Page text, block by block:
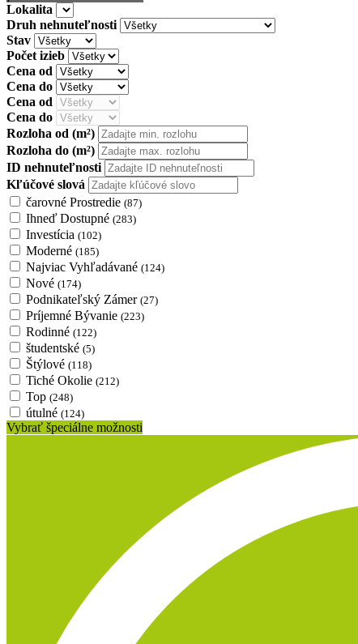
Lokalita
Druh nehnuteľnosti
Stav
Počet izieb
Cena od
Cena do
Cena od
Cena do
Rozloha od (m²)
Rozloha do (m²)
ID nehnuteľnosti
Kľúčové slová
čarovné Prostredie (87)
Ihneď Dostupné (283)
Investícia (102)
Moderné (185)
Najviac Vyhľadávané (124)
Nové (174)
Podnikateľský Zámer (27)
Príjemné Bývanie (223)
Rodinné (122)
študentské (5)
Štýlové (118)
Tiché Okolie (212)
Top (248)
útulné (124)
Vybrať špeciálne možnosti